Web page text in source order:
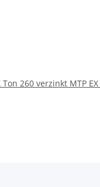
260 verzinkt MTP EX